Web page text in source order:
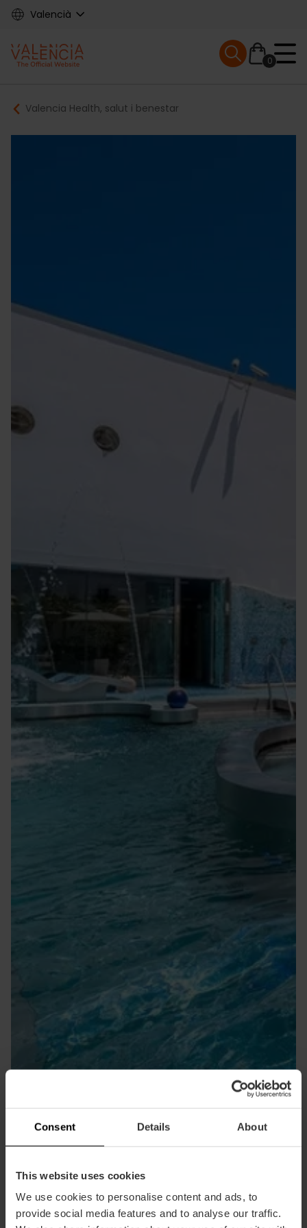
Consent Details About
This website uses cookies
We use cookies to personalise content and ads, to
provide social media features and to analyse our traffic.
Skip
content
Valencià
Main
navigation
0
Mobile menu
Breadcrumb
Valencia Health, salut i benestar
Centres de benestar